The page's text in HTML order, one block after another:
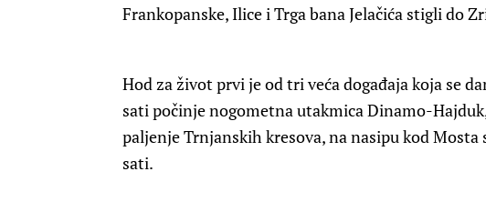
Frankopanske, Ilice i Trga bana Jelačića stigli do
Hod za život prvi je od tri veća događaja koja se
sati počinje nogometna utakmica Dinamo-
paljenje Trnjanskih kresova, na nasipu kod Mosta
sati.